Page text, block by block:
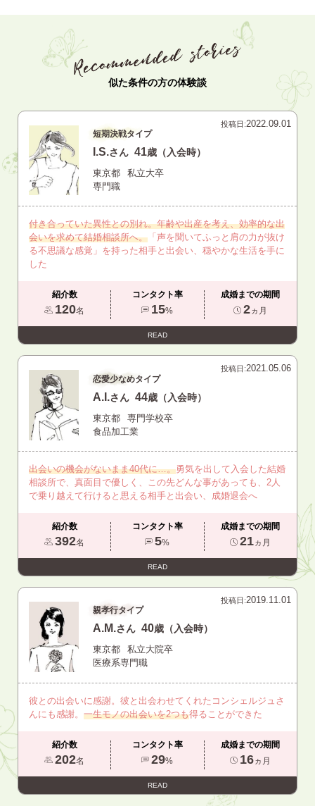
似た条件の方の体験談
投稿日:2022.09.01
短期決戦タイプ
I.S.さん 41歳（入会時）
東京都
私立大卒
専門職
付き合っていた異性との別れ。年齢や出産を考え、効率的な出
会いを求めて結婚相談所へ。 「声を聞いてふっと肩の力が抜け
る不思議な感覚」を持った相手と出会い、穏やかな生活を手に
した
紹介数
120名
コンタクト率
15%
成婚までの期間
2ヵ月
READ
投稿日:2021.05.06
恋愛少なめタイプ
A.I.さん 44歳（入会時）
東京都
専門学校卒
食品加工業
出会いの機会がないまま40代に…。勇気を出して入会した結婚
相談所で、真面目で優しく、この先どんな事があっても、2人
で乗り越えて行けると思える相手と出会い、成婚退会へ
紹介数
392名
コンタクト率
5%
成婚までの期間
21ヵ月
READ
投稿日:2019.11.01
親孝行タイプ
A.M.さん 40歳（入会時）
東京都
私立大院卒
医療系専門職
彼との出会いに感謝。彼と出会わせてくれたコンシェルジュさ
んにも感謝。 一生モノの出会いを2つも得ることができた
紹介数
202名
コンタクト率
29%
成婚までの期間
16ヵ月
READ